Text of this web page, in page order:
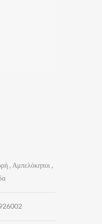
, Αμπελόκηποι ,